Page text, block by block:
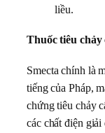
liều.
Thuốc tiêu chảy
Smecta chính là
tiếng của Pháp,
chứng tiêu chảy
các chất điện